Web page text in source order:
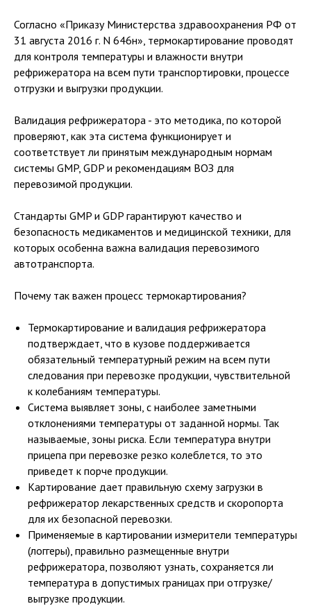
Согласно «Приказу Министерства здравоохранения РФ от
31 августа 2016 г. N 646н», термокартирование проводят
для контроля температуры и влажности внутри
рефрижератора на всем пути транспортировки, процессе
отгрузки и выгрузки продукции.
Валидация рефрижератора - это методика, по которой
проверяют, как эта система функционирует и
соответствует ли принятым международным нормам
системы GMP, GDP и рекомендациям ВОЗ для
перевозимой продукции.
Стандарты GMP и GDP гарантируют качество и
безопасность медикаментов и медицинской техники, для
которых особенна важна валидация перевозимого
автотранспорта.
Почему так важен процесс термокартирования?
Термокартирование и валидация рефрижератора
подтверждает, что в кузове поддерживается
обязательный температурный режим на всем пути
следования при перевозке продукции, чувствительной
к колебаниям температуры.
Система выявляет зоны, с наиболее заметными
отклонениями температуры от заданной нормы. Так
называемые, зоны риска. Если температура внутри
прицепа при перевозке резко колеблется, то это
приведет к порче продукции.
Картирование дает правильную схему загрузки в
рефрижератор лекарственных средств и скоропорта
для их безопасной перевозки.
Применяемые в картировании измерители температуры
(логгеры), правильно размещенные внутри
рефрижератора, позволяют узнать, сохраняется ли
температура в допустимых границах при отгрузке/
выгрузке продукции.